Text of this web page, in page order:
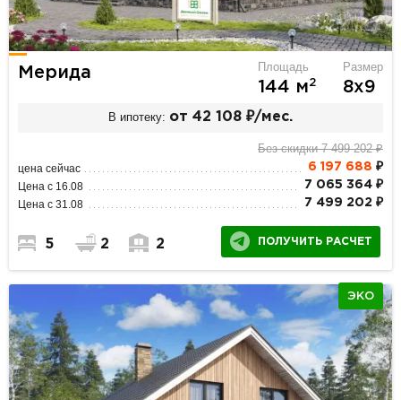
Мерида Площадь
144 м2
Размер
8х9
В ипотеку: от 42 108 ₽/мес.
Без скидки 7 499 202 ₽
цена сейчас 6 197 688 ₽
Цена с 16.08 7 065 364 ₽
Цена с 31.08 7 499 202 ₽
5 2 2 ПОЛУЧИТЬ РАСЧЕТ
ЭКО